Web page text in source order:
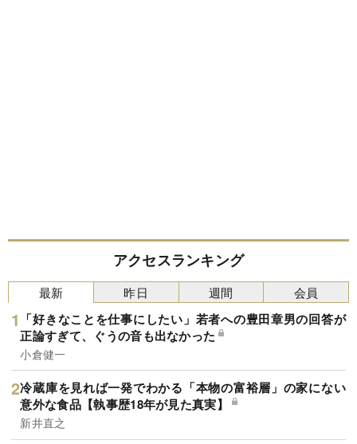
アクセスランキング
最新
「好きなことを仕事にしたい」若者への豊田章男の回答が
正論すぎて、ぐうの音も出なかった
小倉健一
冷蔵庫を見れば一発でわかる「本物の富裕層」の家にない
意外な食品【執事歴18年が見た真実】
新井直之
昨日 週間 会員